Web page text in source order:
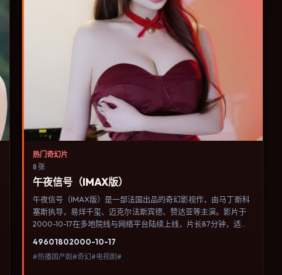
热门奇幻片
8 张
午夜信号（IMAX版）
午夜信号（IMAX版）是一部法国出品的奇幻影视作，由马丁·斯科
塞斯执导，易烊千玺、迈克尔·法斯宾德、赞达亚等主演。影片于
2000-10-17在多地院线与网络平台陆续上线，片长87分钟，适合
焦人物选择与情节推进，节奏与视听语言统一，可作为休闲观影或
49601802000-10-17
#热播国产剧#奇幻#电视剧#